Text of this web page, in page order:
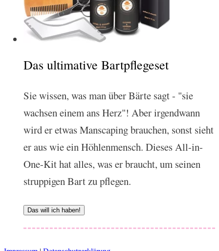
Das ultimative Bartpflegeset
Sie wissen, was man über Bärte sagt - "sie
wachsen einem ans Herz"! Aber irgendwann
wird er etwas Manscaping brauchen, sonst sieht
er aus wie ein Höhlenmensch. Dieses All-in-
One-Kit hat alles, was er braucht, um seinen
struppigen Bart zu pflegen.
Das will ich haben!